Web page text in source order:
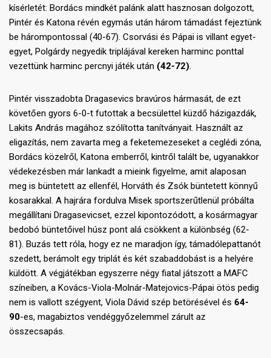
kísérletét: Bordács mindkét palánk alatt hasznosan dolgozott,
Pintér és Katona révén egymás után három támadást fejeztünk
be hárompontossal (40-67). Csorvási és Pápai is villant egyet-
egyet, Polgárdy negyedik triplájával kereken harminc ponttal
vezettünk harminc percnyi játék után (42-72).
Pintér visszadobta Dragasevics bravúros hármasát, de ezt
követően gyors 6-0-t futottak a becsülettel küzdő házigazdák,
Lakits András magához szólította tanítványait. Használt az
eligazítás, nem zavarta meg a feketemezeseket a ceglédi zóna,
Bordács közelről, Katona emberről, kintről talált be, ugyanakkor
védekezésben már lankadt a mieink figyelme, amit alaposan
meg is büntetett az ellenfél, Horváth és Zsók büntetett könnyű
kosarakkal. A hajrára fordulva Misek sportszerűtlenül próbálta
megállítani Dragasevicset, ezzel kipontozódott, a kosármagyar
bedobó büntetőivel húsz pont alá csökkent a különbség (62-
81). Buzás tett róla, hogy ez ne maradjon így, támadólepattanót
szedett, berámolt egy triplát és két szabaddobást is a helyére
küldött. A végjátékban egyszerre négy fiatal játszott a MAFC
színeiben, a Kovács-Viola-Molnár-Matejovics-Pápai ötös pedig
nem is vallott szégyent, Viola Dávid szép betörésével és 64-
90-es, magabiztos vendéggyőzelemmel zárult az
összecsapás.